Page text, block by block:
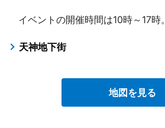
イベントの開催時間は10時～17時。
天神地下街
地図を見る